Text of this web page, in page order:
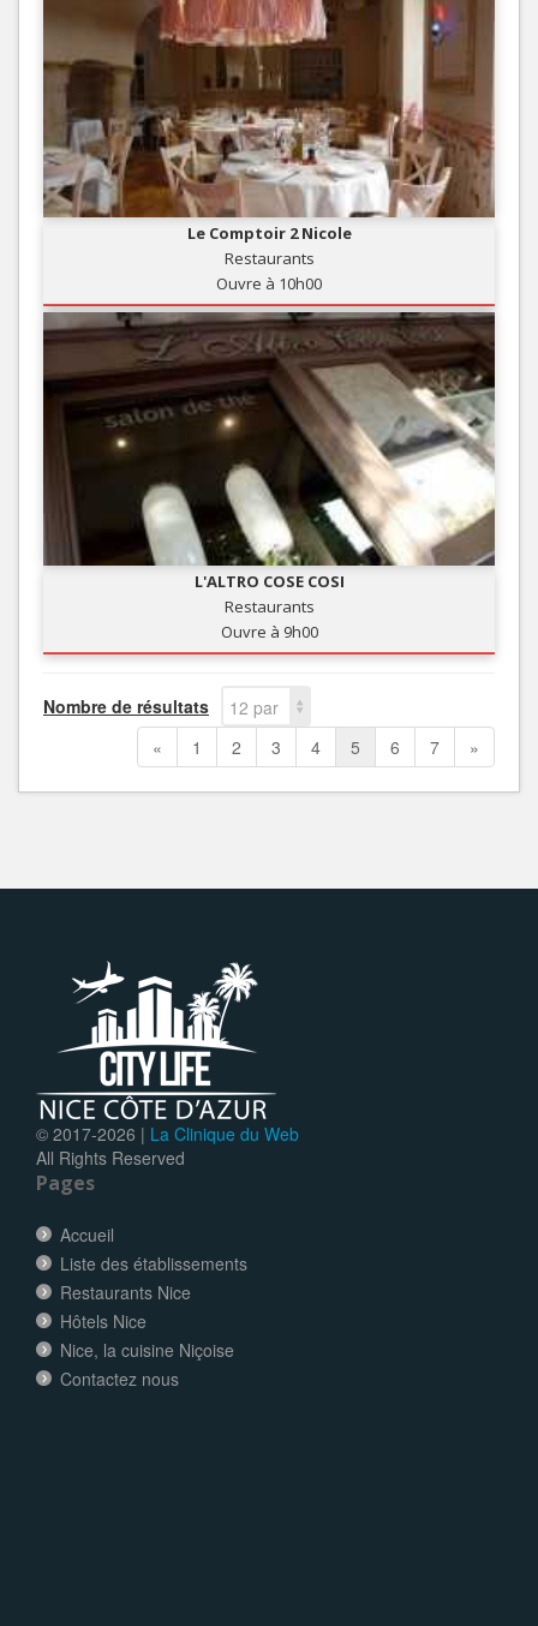
Le Comptoir 2 Nicole
Restaurants
Ouvre à 10h00
L'ALTRO COSE COSI
Restaurants
Ouvre à 9h00
Nombre de résultats
12 par
page
« 1 2 3 4 5 6 7 »
© 2017-2026 | La Clinique du Web
All Rights Reserved
Pages
Accueil
Liste des établissements
Restaurants Nice
Hôtels Nice
Nice, la cuisine Niçoise
Contactez nous